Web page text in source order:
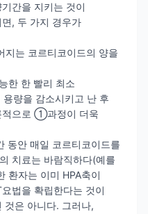
간을 지키는 것이
, 두 가지 경우가
는 코르티코이드의 양을
한 한 빨리 최소
량을 감소시키고 난 후
적으로 ①과정이 더욱
동안 매일 코르티코이드를
치료는 바람직하다(예를
환자는 이미 HPA축이
법을 확립한다는 것이
것은 아니다. 그러나,